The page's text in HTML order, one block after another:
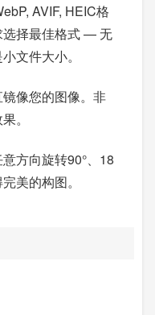
AVIF, HEIC格
选择最佳格式 — 无
文件大小。
像您的图像。非
。
方向旋转90°、18
美的构图。